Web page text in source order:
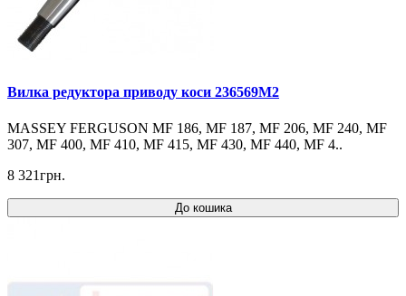
Вилка редуктора приводу коси 236569M2
MASSEY FERGUSON MF 186, MF 187, MF 206, MF 240, MF
307, MF 400, MF 410, MF 415, MF 430, MF 440, MF 4..
8 321грн.
До кошика